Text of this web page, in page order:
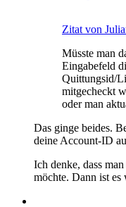
Zitat von
Müsste man
Eingabefeld
Quittungsid/
mitgecheckt
oder man
Das ginge beides.
deine Account-ID
Ich denke, dass
möchte. Dann ist es